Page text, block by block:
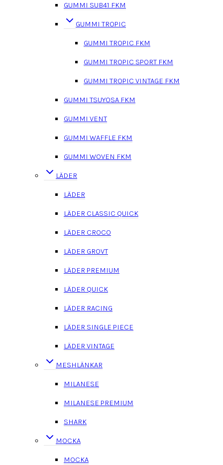
GUMMI SUB41 FKM
GUMMI TROPIC
GUMMI TROPIC FKM
GUMMI TROPIC SPORT FKM
GUMMI TROPIC VINTAGE FKM
GUMMI TSUYOSA FKM
GUMMI VENT
GUMMI WAFFLE FKM
GUMMI WOVEN FKM
LÄDER
LÄDER
LÄDER CLASSIC QUICK
LÄDER CROCO
LÄDER GROVT
LÄDER PREMIUM
LÄDER QUICK
LÄDER RACING
LÄDER SINGLE PIECE
LÄDER VINTAGE
MESHLÄNKAR
MILANESE
MILANESE PREMIUM
SHARK
MOCKA
MOCKA